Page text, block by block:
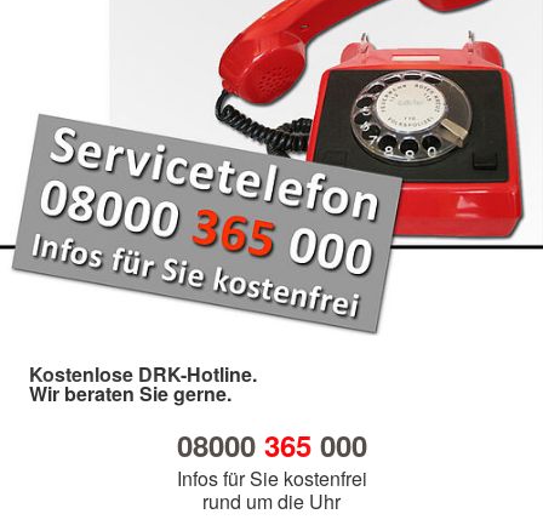
Kostenlose DRK-Hotline.
Wir beraten Sie gerne.
08000 365000
Infos für Sie kostenfrei
rund um die Uhr